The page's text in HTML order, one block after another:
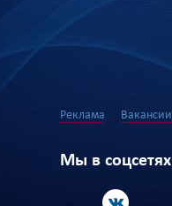
Реклама Вакансии
Мы в соцсетях